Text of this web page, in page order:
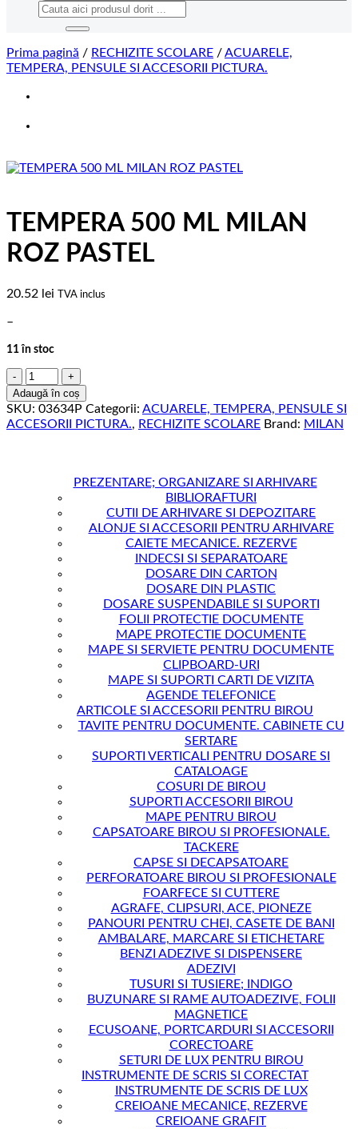
Caută
Prima pagină / RECHIZITE SCOLARE /ACUARELE,
TEMPERA, PENSULE SI ACCESORII PICTURA.
TEMPERA 500 ML MILAN
ROZ PASTEL
20.52 lei TVA inclus
–
11 în stoc
Cantitate
TEMPERA
500
ML
Adaugă în coș
SKU: 03634P Categorii: ACUARELE, TEMPERA, PENSULE SI
ACCESORII PICTURA., RECHIZITE SCOLARE Brand: MILAN
PREZENTARE; ORGANIZARE SI ARHIVARE
BIBLIORAFTURI
CUTII DE ARHIVARE SI DEPOZITARE
ALONJE SI ACCESORII PENTRU ARHIVARE
CAIETE MECANICE. REZERVE
INDECSI SI SEPARATOARE
DOSARE DIN CARTON
DOSARE DIN PLASTIC
DOSARE SUSPENDABILE SI SUPORTI
FOLII PROTECTIE DOCUMENTE
MAPE PROTECTIE DOCUMENTE
MAPE SI SERVIETE PENTRU DOCUMENTE
CLIPBOARD-URI
MAPE SI SUPORTI CARTI DE VIZITA
AGENDE TELEFONICE
ARTICOLE SI ACCESORII PENTRU BIROU
TAVITE PENTRU DOCUMENTE. CABINETE CU
SERTARE
SUPORTI VERTICALI PENTRU DOSARE SI
CATALOAGE
COSURI DE BIROU
SUPORTI ACCESORII BIROU
MAPE PENTRU BIROU
CAPSATOARE BIROU SI PROFESIONALE.
TACKERE
CAPSE SI DECAPSATOARE
PERFORATOARE BIROU SI PROFESIONALE
FOARFECE SI CUTTERE
AGRAFE, CLIPSURI, ACE, PIONEZE
PANOURI PENTRU CHEI, CASETE DE BANI
AMBALARE, MARCARE SI ETICHETARE
BENZI ADEZIVE SI DISPENSERE
ADEZIVI
TUSURI SI TUSIERE; INDIGO
BUZUNARE SI RAME AUTOADEZIVE, FOLII
MAGNETICE
ECUSOANE, PORTCARDURI SI ACCESORII
CORECTOARE
SETURI DE LUX PENTRU BIROU
INSTRUMENTE DE SCRIS SI CORECTAT
INSTRUMENTE DE SCRIS DE LUX
CREIOANE MECANICE, REZERVE
CREIOANE GRAFIT